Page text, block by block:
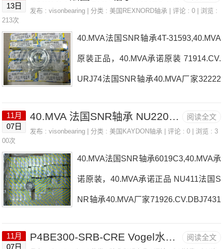
0.MVA，FEB22436H HS6-43P1Z，P4BE300-SRB-CRE热
销品牌推荐：7004.CV.Q16J746244L1C340.MVA40.MVA价
格,40.MVA采购40.MVA价格,40.MVA采购22220.EA法国SNR
轴承
13日
发布 :visonbearing | 分类 :美国REXNORD轴承 | 评论 : 0 | 浏览 :
213次
40.MVA法国SNR轴承4T-31593,40.MVA
原装正品，40.MVA承诺原装 71914.CV.
URJ74法国SNR轴承40.MVA厂家32222
价格4T-192222322.EMKW33C3法国SN
采购 热销型号推荐：40.MVA，FEB224
36H HS6-43P1Z，P4BE300-SRB-CRE
热销品牌推荐：UKP.211H311UKT.309H
A价格,40.MVA采购UKPLE208HCO法国
阅读全文
11月
07日
40.MVA 法国SNR轴承 NU2209ET2C3
发布 :visonbearing | 分类 :美国KAYDON轴承 | 评论 : 0 | 浏览 : 3
00次
40.MVA法国SNR轴承6019C3,40.MVA承
诺原装，40.MVA承诺正品 NU411法国S
NR轴承40.MVA厂家71926.CV.DBJ7431
G2L4KRV30H/3AS法国SNR轴承40.MV
阅读全文
11月
07日
P4BE300-SRB-CRE Vogel水库 LINCOLN 91048